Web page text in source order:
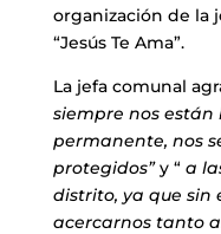
organización de la
“Jesús Te Ama”.
La jefa comunal
siempre nos
permanente, nos
protegidos”y “ a
distrito, ya que sin
acercarnos tanto